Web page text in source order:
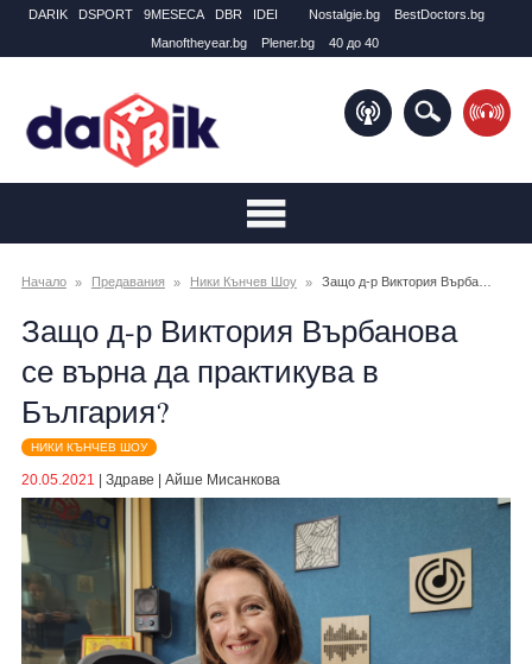
DARIK DSPORT 9MESECA DBR IDEI Nostalgie.bg
BestDoctors.bg
Manоftheyear.bg
Plener.bg 40 до 40
Защо д-р Виктория Върбанова
се върна да практикува в
България?
Начало Предавания Ники Кънчев Шоу Защо д-р Виктория Върбанова се върна да практикува в България?
НИКИ КЪНЧЕВ ШОУ
20.05.2021 | Здраве | Айше Мисанкова